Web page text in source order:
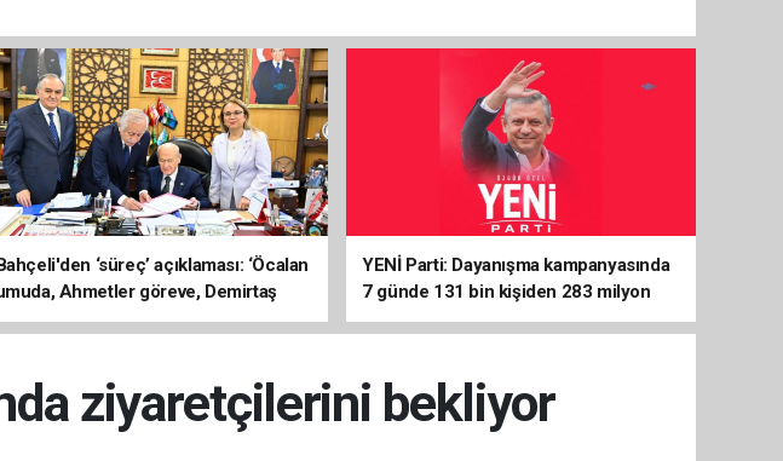
‘süreç’ açıklaması: ‘Öcalan
Ahmetler göreve, Demirtaş
dönmeli’
YENİ Parti: Dayanışma kampanyasında
7 günde 131 bin kişiden 283 milyon
liralık destek
ziyaretçilerini bekliyor